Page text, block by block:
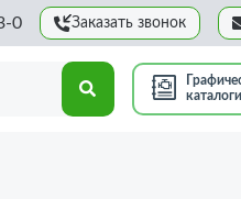
0 Заказать звонок
каталоги